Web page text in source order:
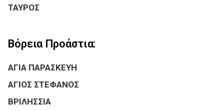
ΤΑΥΡΟΣ
Βόρεια Προάστια:
ΑΓΙΑ ΠΑΡΑΣΚΕΥΗ
ΑΓΙΟΣ ΣΤΕΦΑΝΟΣ
ΒΡΙΛΗΣΣΙΑ